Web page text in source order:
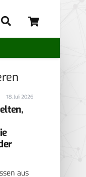
18. Juli 2026
aus